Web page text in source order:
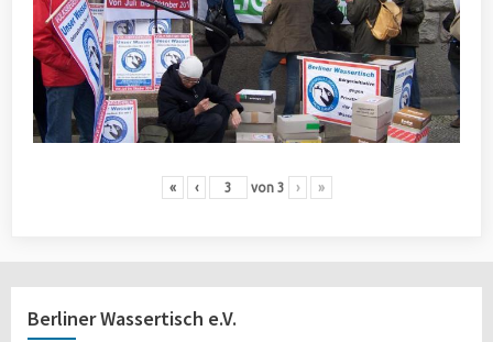
« ‹ von 3 › »
Berliner Wassertisch e.V.